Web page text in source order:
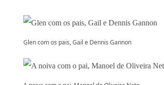
Glen com os pais, Gail e Dennis Gannon